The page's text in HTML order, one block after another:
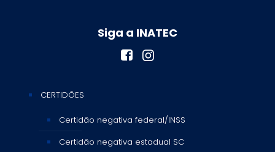
Siga a INATEC
CERTIDÕES
Certidão negativa federal/INSS
Certidão negativa estadual SC